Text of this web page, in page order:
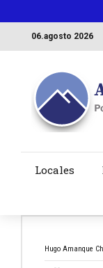
06.agosto 2026
Locales
Hugo Amanque